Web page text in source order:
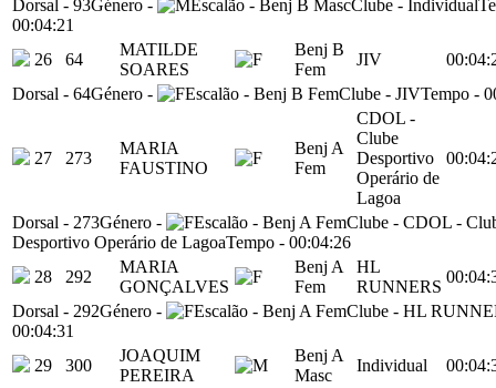
Dorsal - 93Género - Escalão - Benj B MascClube - Individual
00:04:21
26
64
MATILDE
SOARES
Benj B
Fem
JIV
Dorsal - 64Género - Escalão - Benj B FemClube - JIVTempo -
27 273
MARIA
FAUSTINO
Benj A
Fem
CDOL -
Clube
Desportivo
Operário de
Lagoa
Dorsal - 273Género - Escalão - Benj A FemClube - CDOL -
Desportivo Operário de LagoaTempo - 00:04:26
28
292
MARIA
GONÇALVES
Benj A
Fem
HL
RUNNERS
Dorsal - 292Género - Escalão - Benj A FemClube - HL
00:04:31
29
300
JOAQUIM
PEREIRA
Benj A
Masc
Individual